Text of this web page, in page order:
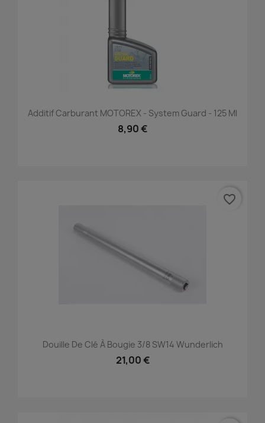
Additif Carburant MOTOREX - System Guard - 125 Ml
8,90 €
Douille De Clé À Bougie 3/8 SW14 Wunderlich
21,00 €
favorite_border